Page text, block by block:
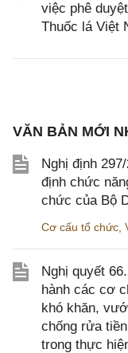
việc phê
Thuốc lá Việt
VĂN BẢN MỚI
Nghị định
định chức
chức của Bộ
Cơ cấu tổ chức
Nghị quyết
hành các cơ
khó khăn,
chống rửa
trong thực